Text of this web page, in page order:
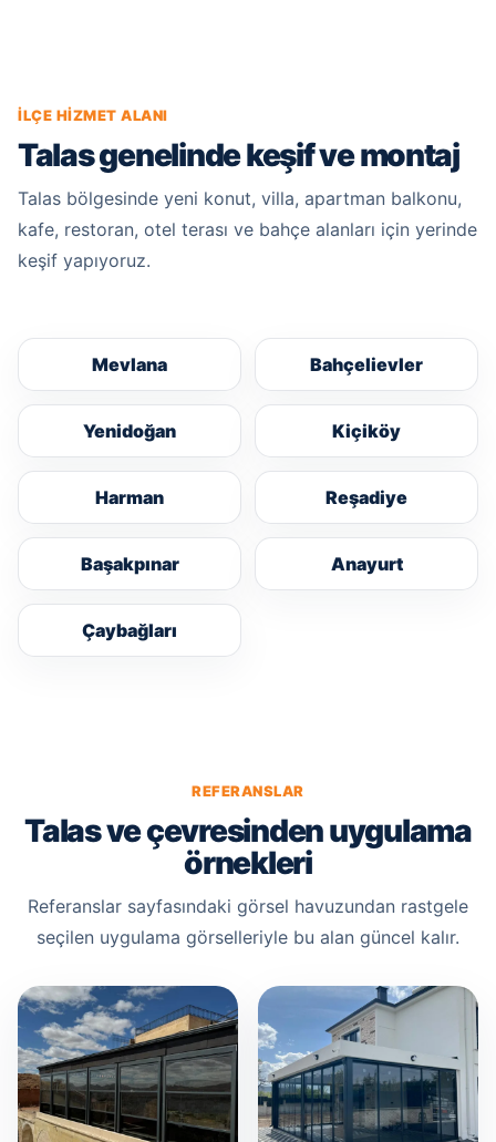
İLÇE HIZMET ALANI
Talas genelinde keşif ve montaj
Talas bölgesinde yeni konut, villa, apartman balkonu,
kafe, restoran, otel terası ve bahçe alanları için yerinde
keşif yapıyoruz.
Mevlana Bahçelievler
Yenidoğan Kiçiköy
Harman Reşadiye
Başakpınar Anayurt
Çaybağları
REFERANSLAR
Talas ve çevresinden uygulama
örnekleri
Referanslar sayfasındaki görsel havuzundan rastgele
seçilen uygulama görselleriyle bu alan güncel kalır.